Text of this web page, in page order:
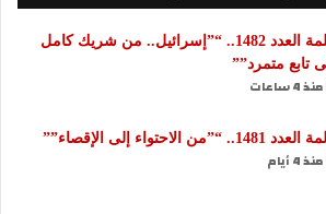
كلمة العدد 1482.. “”إسرائيل.. من شريك كامل
تابع متمرد””
منذ 4 ساعات
1481.. “”من الاحتواء إلى الإقصاء””
منذ 4 أيام